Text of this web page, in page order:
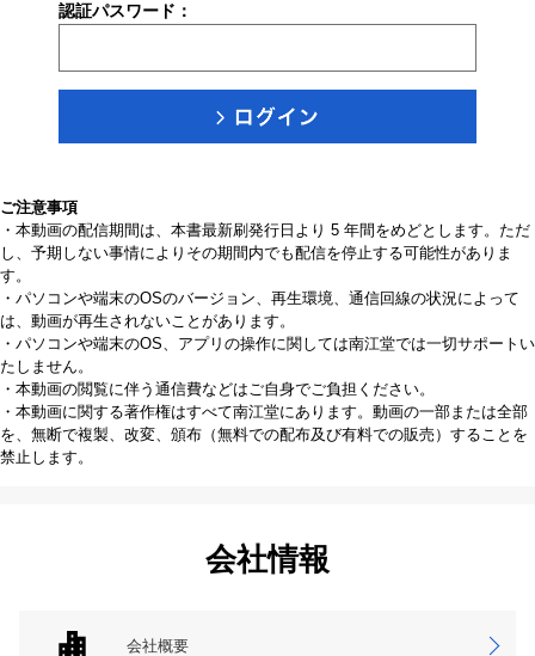
認証パスワード：
ご注意事項
・本動画の配信期間は、本書最新刷発行日より 5 年間をめどとします。ただ
し、予期しない事情によりその期間内でも配信を停止する可能性がありま
す。
・パソコンや端末のOSのバージョン、再生環境、通信回線の状況によって
は、動画が再生されないことがあります。
・パソコンや端末のOS、アプリの操作に関しては南江堂では一切サポートい
たしません。
・本動画の閲覧に伴う通信費などはご自身でご負担ください。
・本動画に関する著作権はすべて南江堂にあります。動画の一部または全部
を、無断で複製、改変、頒布（無料での配布及び有料での販売）することを
禁止します。
会社情報
会社概要